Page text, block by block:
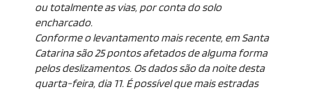
ou totalmente as vias, por conta do solo
encharcado.
Conforme o levantamento mais recente, em Santa
Catarina são 25 pontos afetados de alguma forma
pelos deslizamentos. Os dados são da noite desta
quarta-feira, dia 11. É possível que mais estradas